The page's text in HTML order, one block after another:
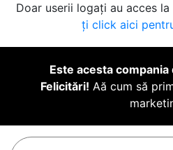
Doar userii logați au acces
ți click aici
Este acesta
Felicitări! Aă cum să